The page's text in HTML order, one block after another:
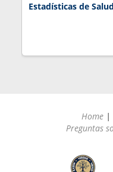
Estadísticas de
Home |
Preguntas